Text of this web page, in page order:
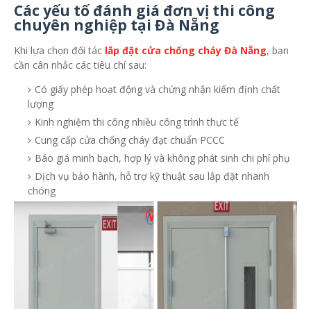
Các yếu tố đánh giá đơn vị thi công
chuyên nghiệp tại Đà Nẵng
Khi lựa chọn đối tác lắp đặt cửa chống cháy Đà Nẵng, bạn
cần cân nhắc các tiêu chí sau:
Có giấy phép hoạt động và chứng nhận kiểm định chất
lượng
Kinh nghiệm thi công nhiều công trình thực tế
Cung cấp cửa chống cháy đạt chuẩn PCCC
Báo giá minh bạch, hợp lý và không phát sinh chi phí phụ
Dịch vụ bảo hành, hỗ trợ kỹ thuật sau lắp đặt nhanh
chóng